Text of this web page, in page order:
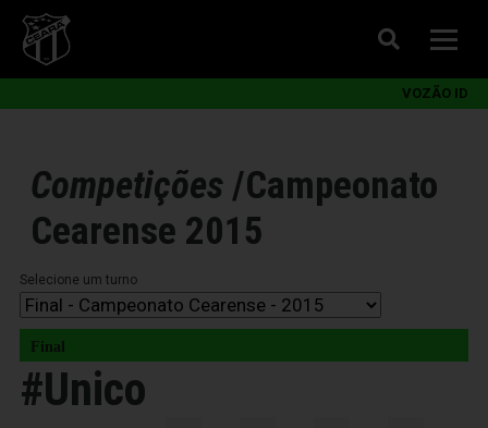
VOZÃO ID
Competições /Campeonato
Cearense 2015
Selecione um turno
Final
#Unico